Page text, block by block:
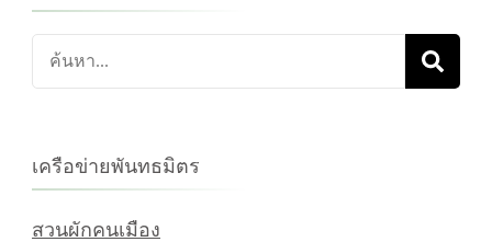
ค้นหา
เกี่ยว
เครือข่ายพันทธมิตร
สวนผักคนเมือง